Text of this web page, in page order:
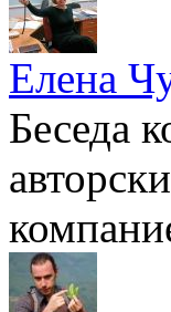
Елена
Беседа